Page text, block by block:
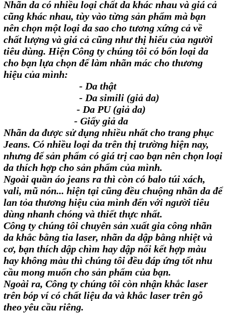
Nhãn da có nhiều loại chất da khác nhau và giá cả
cũng khác nhau, tùy vào từng sản phẩm mà bạn
nên chọn một loại da sao cho tương xứng cả về
chất lượng và giá cả cũng như thị hiếu của người
tiêu dùng. Hiện Công ty chúng tôi có bốn loại da
cho bạn lựa chọn để làm nhãn mác cho thương
hiệu của mình:
- Da thật
- Da simili (giả da)
- Da PU (giả da)
- Giấy giả da
Nhãn da được sử dụng nhiều nhất cho trang phục
Jeans. Có nhiều loại da trên thị trường hiện nay,
nhưng để sản phẩm có giá trị cao bạn nên chọn loại
da thích hợp cho sản phẩm của mình.
Ngoài quần áo jeans ra thì còn có balo túi xách,
vali, mũ nón... hiện tại cũng đều chuộng nhãn da để
lan tỏa thương hiệu của mình đến với người tiêu
dùng nhanh chóng và thiết thực nhất.
Công ty chúng tôi chuyên sản xuất gia công nhãn
da khắc bằng tia laser, nhãn da dập bằng nhiệt và
cơ, bạn thích dập chìm hay dập nổi kết hợp màu
hay không màu thì chúng tôi đều đáp ứng tốt nhu
cầu mong muốn cho sản phẩm của bạn.
Ngoài ra, Công ty chúng tôi còn nhận khắc laser
trên bóp ví có chất liệu da và khắc laser trên gỗ
theo yêu cầu riêng.